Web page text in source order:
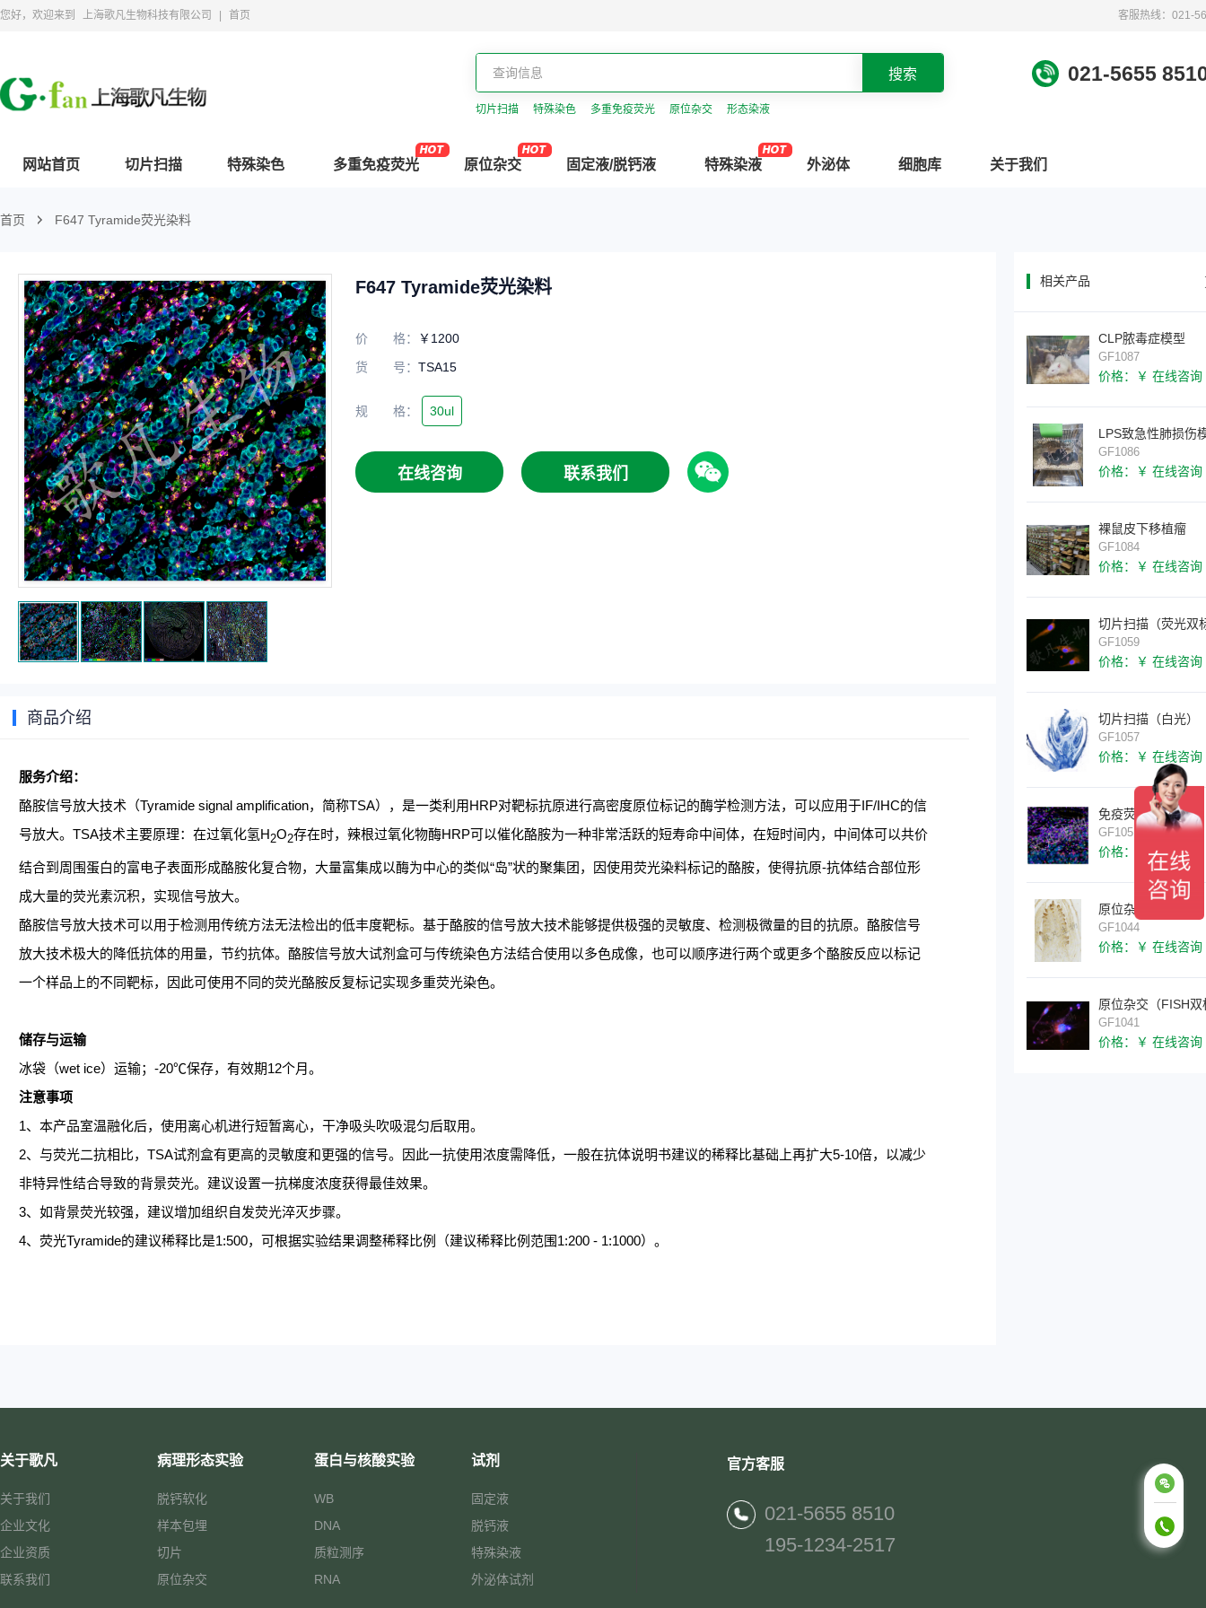
您好，欢迎来到 上海歌凡生物科技有限公司 首页 客服热线：021-
021-5655
切片扫描 特殊染色 多重免疫荧光 原位杂交 形态染液
网站首页 切片扫描 特殊染色 多重免疫荧光 原位杂交 固定液/脱钙液 特殊染液 外泌体 细胞库 关于我们
首页 F647 Tyramide荧光染料
F647 Tyramide荧光染料
价格：
￥1200
货号： TSA15
规格： 30ul
在线咨询 联系我们
商品介绍
服务介绍：
酪胺信号放大技术（Tyramide signal amplification，简称TSA），是一类利用HRP对靶标抗原进行高密度原位标记的酶学检测方法，可以应用于IF/IHC的信
号放大。TSA技术主要原理：在过氧化氢H2O2存在时，辣根过氧化物酶HRP可以催化酪胺为一种非常活跃的短寿命中间体，在短时间内，中间体可以共价
结合到周围蛋白的富电子表面形成酪胺化复合物，大量富集成以酶为中心的类似“岛”状的聚集团，因使用荧光染料标记的酪胺，使得抗原-抗体结合部位形
成大量的荧光素沉积，实现信号放大。
酪胺信号放大技术可以用于检测用传统方法无法检出的低丰度靶标。基于酪胺的信号放大技术能够提供极强的灵敏度、检测极微量的目的抗原。酪胺信号
放大技术极大的降低抗体的用量，节约抗体。酪胺信号放大试剂盒可与传统染色方法结合使用以多色成像，也可以顺序进行两个或更多个酪胺反应以标记
一个样品上的不同靶标，因此可使用不同的荧光酪胺反复标记实现多重荧光染色。
储存与运输
冰袋（wet ice）运输；-20℃保存，有效期12个月。
注意事项
1、本产品室温融化后，使用离心机进行短暂离心，干净吸头吹吸混匀后取用。
2、与荧光二抗相比，TSA试剂盒有更高的灵敏度和更强的信号。因此一抗使用浓度需降低，一般在抗体说明书建议的稀释比基础上再扩大5-10倍，以减少
非特异性结合导致的背景荧光。建议设置一抗梯度浓度获得最佳效果。
3、如背景荧光较强，建议增加组织自发荧光淬灭步骤。
4、荧光Tyramide的建议稀释比是1:500，可根据实验结果调整稀释比例（建议稀释比例范围1:200 - 1:1000）。
相关产品
CLP脓毒症模型
GF1087
价格：￥ 在线咨询
LPS致急性肺损伤
GF1086
价格：￥ 在线咨询
裸鼠皮下移植瘤
GF1084
价格：￥ 在线咨询
GF1059
价格：￥ 在线咨询
切片扫描（白光）
GF1057
价格：￥ 在线咨询
免疫荧光三标四色
GF1051
价格：￥ 在线咨询
原位杂交（DAB）
GF1044
价格：￥ 在线咨询
原位杂交（FISH双
GF1041
价格：￥ 在线咨询
关于歌凡
关于我们
企业文化
企业资质
联系我们
病理形态实验
脱钙软化
样本包埋
切片
原位杂交
蛋白与核酸实验
WB
DNA
质粒测序
RNA
试剂
固定液
脱钙液
特殊染液
外泌体试剂
官方客服
021-5655 8510
195-1234-2517